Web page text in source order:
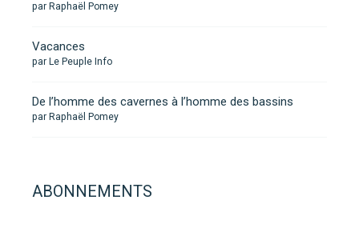
par Raphaël Pomey
Vacances
par Le Peuple Info
De l’homme des cavernes à l’homme des bassins
par Raphaël Pomey
ABONNEMENTS